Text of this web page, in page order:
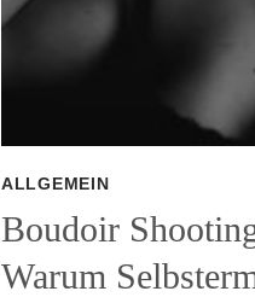
ALLGEMEIN
Boudoir
Warum